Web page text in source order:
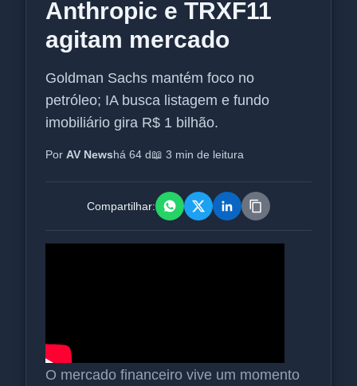
Anthropic e TRXF11
agitam mercado
Goldman Sachs mantém foco no
petróleo; IA busca listagem e fundo
imobiliário gira R$ 1 bilhão.
Por AV Newshá 64 d📖 3 min de leitura
Compartilhar:
O mercado financeiro vive um momento